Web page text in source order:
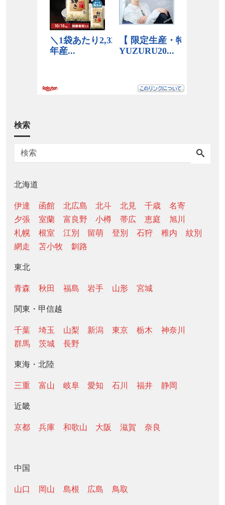
検索
北海道
伊達 函館 北広島 北斗 北見 千歳
名寄
夕張
室蘭 富良野 小樽 帯広 恵庭
旭川
札幌
根室 江別 留萌 登別 石狩 稚内
紋別
網走
苫小牧 釧路
東北
青森 秋田 福島 岩手 山形 宮城
関東・甲信越
千葉 埼玉 山梨 新潟 東京 栃木
神奈川
群馬
茨城 長野
東海・北陸
三重 富山 岐阜 愛知 石川 福井 静岡
近畿
京都 兵庫 和歌山 大阪 滋賀 奈良
中国
山口 岡山 島根 広島 鳥取